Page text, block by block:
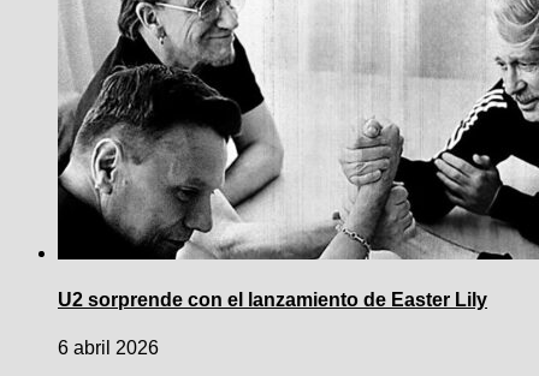
U2 sorprende con el lanzamiento de Easter Lily
6 abril 2026